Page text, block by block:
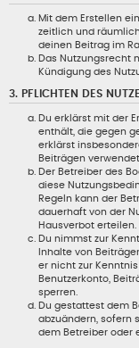
Mit dem Erstellen
zeitlich und
deinen Beitrag im
Das Nutzungsrecht
Kündigung des
3. PFLICHTEN DES
Du erklärst mit der
enthält, die gegen
erklärst
Beiträgen
Der Betreiber des
diese
Regeln kann der
dauerhaft von der
Hausverbot erteilen.
Du nimmst zur
Inhalte von
er nicht zur
Benutzerkonto,
sperren.
Du gestattest dem
abzuändern, sofern
dem Betreiber oder